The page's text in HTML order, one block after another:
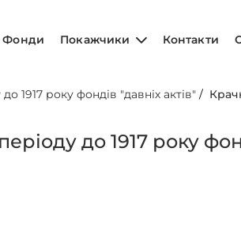
Фонди Покажчики Контакти
1917 року фондів "давніх актів" /
до 1917 року